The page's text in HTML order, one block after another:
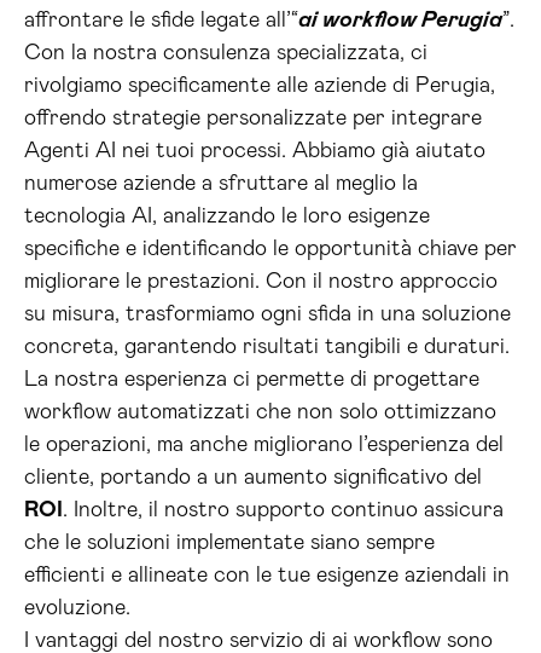
affrontare le sfide legate all’“ai workflow Perugia”.
Con la nostra consulenza specializzata, ci
rivolgiamo specificamente alle aziende di Perugia,
offrendo strategie personalizzate per integrare
Agenti AI nei tuoi processi. Abbiamo già aiutato
numerose aziende a sfruttare al meglio la
tecnologia AI, analizzando le loro esigenze
specifiche e identificando le opportunità chiave per
migliorare le prestazioni. Con il nostro approccio
su misura, trasformiamo ogni sfida in una soluzione
concreta, garantendo risultati tangibili e duraturi.
La nostra esperienza ci permette di progettare
workflow automatizzati che non solo ottimizzano
le operazioni, ma anche migliorano l’esperienza del
cliente, portando a un aumento significativo del
ROI . Inoltre, il nostro supporto continuo assicura
che le soluzioni implementate siano sempre
efficienti e allineate con le tue esigenze aziendali in
evoluzione.
I vantaggi del nostro servizio di ai workflow sono